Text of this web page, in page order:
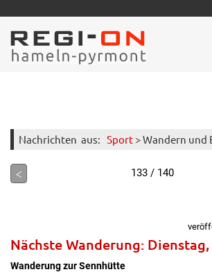
Nachrichten aus: Sport > Wandern und
< 133 / 140
Nächste Wanderung: Dienstag,
Wanderung zur Sennhütte